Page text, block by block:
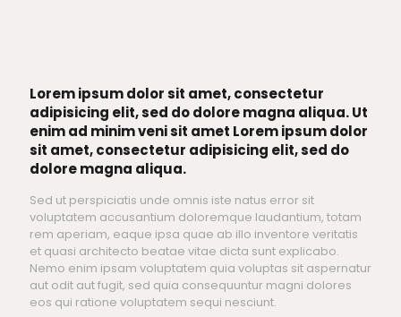
Lorem ipsum dolor sit amet, consectetur
adipisicing elit, sed do dolore magna aliqua. Ut
enim ad minim veni sit amet Lorem ipsum dolor
sit amet, consectetur adipisicing elit, sed do
dolore magna aliqua.
Sed ut perspiciatis unde omnis iste natus error sit
voluptatem accusantium doloremque laudantium, totam
rem aperiam, eaque ipsa quae ab illo inventore veritatis
et quasi architecto beatae vitae dicta sunt explicabo.
Nemo enim ipsam voluptatem quia voluptas sit aspernatur
aut odit aut fugit, sed quia consequuntur magni dolores
eos qui ratione voluptatem sequi nesciunt.